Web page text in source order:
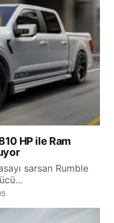
HP ile Ram
sarsan Rumble